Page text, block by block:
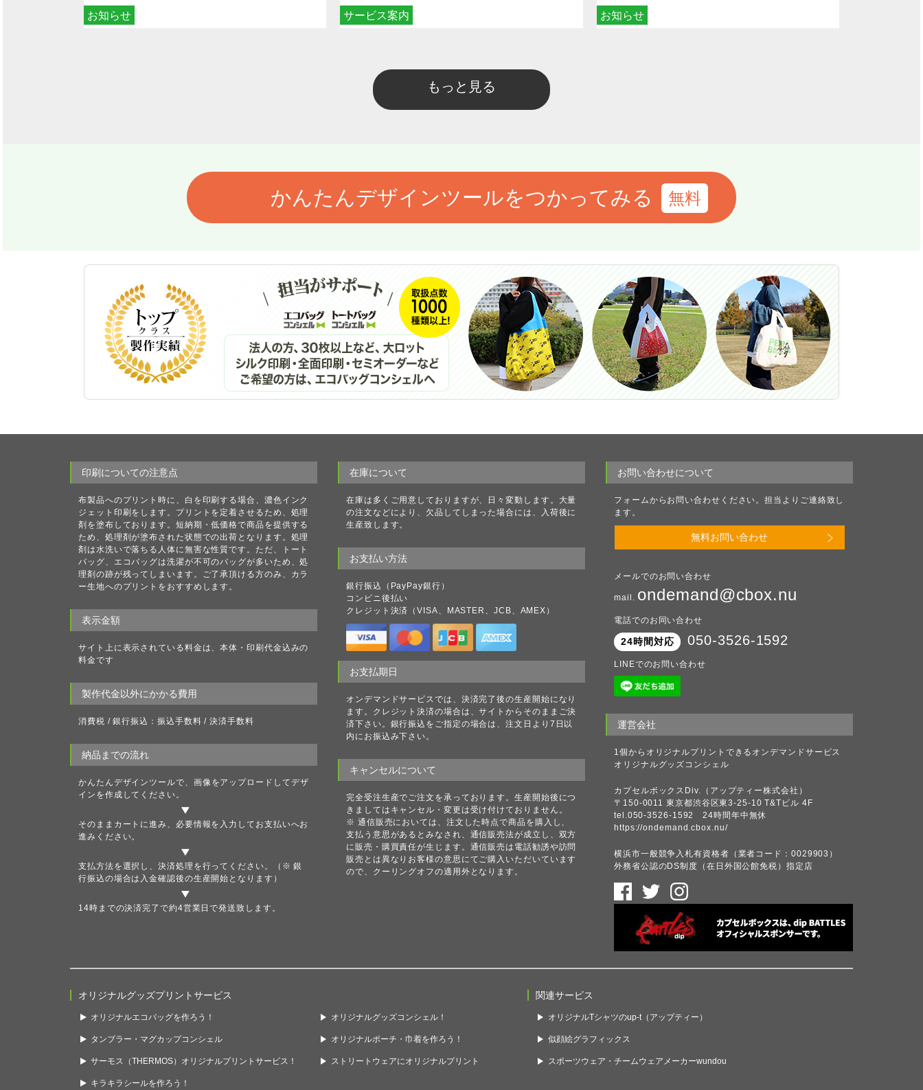
お知らせ サービス案内 お知らせ
もっと見る
かんたんデザインツールをつかってみる
印刷についての注意点
布製品へのプリント時に、白を印刷する場合、濃色インク
ジェット印刷をします。プリントを定着させるため、処理
剤を塗布しております。短納期・低価格で商品を提供する
ため、処理剤が塗布された状態での出荷となります。処理
剤は水洗いで落ちる人体に無害な性質です。ただ、トート
バッグ、エコバッグは洗濯が不可のバッグが多いため、処
理剤の跡が残ってしまいます。ご了承頂ける方のみ、カラ
ー生地へのプリントをおすすめします。
表示金額
サイト上に表示されている料金は、本体・印刷代金込みの
料金です
製作代金以外にかかる費用
消費税 / 銀行振込：振込手数料 / 決済手数料
納品までの流れ
かんたんデザインツールで、画像をアップロードしてデザ
インを作成してください。
そのままカートに進み、必要情報を入力してお支払いへお
進みください。
支払方法を選択し、決済処理を行ってください。（※ 銀
行振込の場合は入金確認後の生産開始となります）
14時までの決済完了で約4営業日で発送致します。
在庫について
在庫は多くご用意しておりますが、日々変動します。大量
の注文などにより、欠品してしまった場合には、入荷後に
生産致します。
お支払い方法
銀行振込（PayPay銀行）
コンビニ後払い
クレジット決済（VISA、MASTER、JCB、AMEX）
お支払期日
オンデマンドサービスでは、決済完了後の生産開始になり
ます。クレジット決済の場合は、サイトからそのままご決
済下さい。銀行振込をご指定の場合は、注文日より7日以
内にお振込み下さい。
キャンセルについて
完全受注生産でご注文を承っております。生産開始後につ
きましてはキャンセル・変更は受け付けておりません。
※ 通信販売においては、注文した時点で商品を購入し、
支払う意思があるとみなされ、通信販売法が成立し、双方
に販売・購買責任が生じます。通信販売は電話勧誘や訪問
販売とは異なりお客様の意思にてご購入いただいています
ので、クーリングオフの適用外となります。
お問い合わせについて
フォームからお問い合わせください。担当よりご連絡致し
ます。
無料お問い合わせ
メールでのお問い合わせ
mail. ondemand@cbox.nu
電話でのお同い合わせ
24時間対応 050-3526-1592
LINEでのお問い合わせ
運営会社
1個からオリジナルプリントできるオンデマンドサービス
オリジナルグッズコンシェル
カプセルボックスDiv.（アップティー株式会社）
〒150-0011 東京都渋谷区東3-25-10 T&Tビル 4F
tel.050-3526-1592 24時間年中無休
https://ondemand.cbox.nu/
横浜市一般競争入札有資格者（業者コード：0029903）
外務省公認のDS制度（在日外国公館免税）指定店
オリジナルグッズプリントサービス
オリジナルエコバッグを作ろう！
タンブラー・マグカップコンシェル
サーモス（THERMOS）オリジナルプリントサービス！
キラキラシールを作ろう！
オリジナルグッズコンシェル！
オリジナルポーチ・巾着を作ろう！
ストリートウェアにオリジナルプリント
関連サービス
オリジナルTシャツのup-t（アップティー）
似顔絵グラフィックス
スポーツウェア・チームウェアメーカーwundou